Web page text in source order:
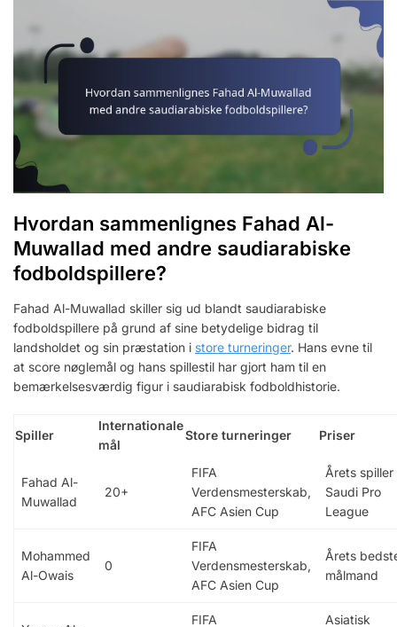
Hvordan sammenlignes Fahad Al-
Muwallad med andre saudiarabiske
fodboldspillere?
Fahad Al-Muwallad skiller sig ud blandt saudiarabiske
fodboldspillere på grund af sine betydelige bidrag til
landsholdet og sin præstation i store turneringer. Hans evne til
at score nøglemål og hans spillestil har gjort ham til en
bemærkelsesværdig figur i saudiarabisk fodboldhistorie.
Spiller
Internationale
mål
Store turneringer Priser
Fahad Al-
Muwallad
20+
FIFA
Verdensmesterskab,
AFC Asien Cup
Årets spiller
Saudi Pro
League
Mohammed
Al-Owais
0
FIFA
Verdensmesterskab,
AFC Asien Cup
Årets
målmand
FIFA
Asiatisk